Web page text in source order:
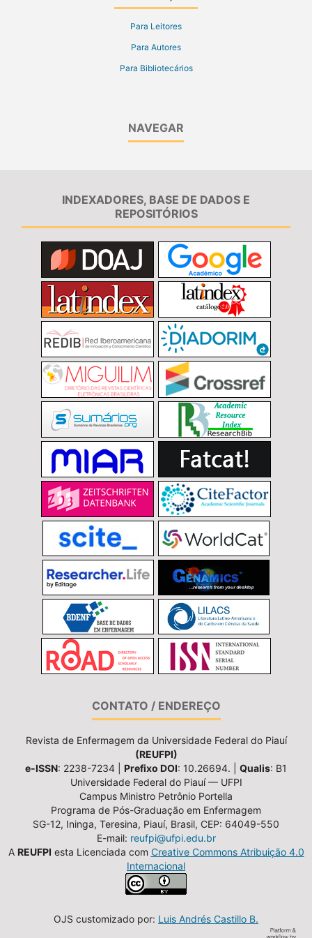
Para Leitores
Para Autores
Para Bibliotecários
NAVEGAR
INDEXADORES, BASE DE DADOS E
REPOSITÓRIOS
CONTATO / ENDEREÇO
Revista de Enfermagem da Universidade Federal do Piauí
(REUFPI)
e-ISSN: 2238-7234 | Prefixo DOI: 10.26694. | Qualis: B1
Universidade Federal do Piauí — UFPI
Campus Ministro Petrônio Portella
Programa de Pós-Graduação em Enfermagem
SG-12, Ininga, Teresina, Piauí, Brasil, CEP: 64049-550
E-mail: reufpi@ufpi.edu.br
A REUFPI esta Licenciada com Creative Commons Atribuição 4.0
Internacional
OJS customizado por: Luis Andrés Castillo B.